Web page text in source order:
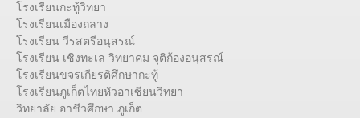
โรงเรียนกะทู้วิทยา
โรงเรียนเมืองถลาง
โรงเรียน วีรสตรีอนุสรณ์
โรงเรียน เชิงทะเล วิทยาคม จุติก้องอนุสรณ์
โรงเรียนขจรเกียรติศึกษากะทู้
โรงเรียนภูเก็ตไทยหัวอาเซียนวิทยา
วิทยาลัย อาชีวศึกษา ภูเก็ต